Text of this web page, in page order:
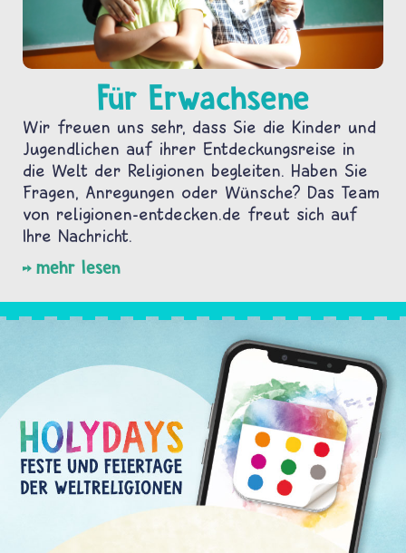
Für Erwachsene
Wir freuen uns sehr, dass Sie die Kinder und
Jugendlichen auf ihrer Entdeckungsreise in
die Welt der Religionen begleiten. Haben Sie
Fragen, Anregungen oder Wünsche? Das Team
von religionen-entdecken.de freut sich auf
Ihre Nachricht.
mehr lesen